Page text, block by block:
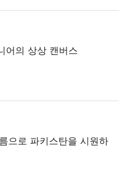
어의 상상 캔버스
으로 파키스탄을 시원하